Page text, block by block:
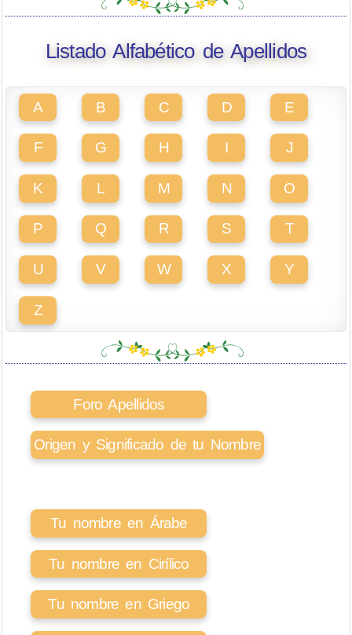
Listado Alfabético de Apellidos
A B C D E
F G H I J
K L M N O
P Q R S T
U V W X Y
Z
Foro Apellidos
Origen y Significado de tu Nombre
Tu nombre en Árabe
Tu nombre en Cirílico
Tu nombre en Griego